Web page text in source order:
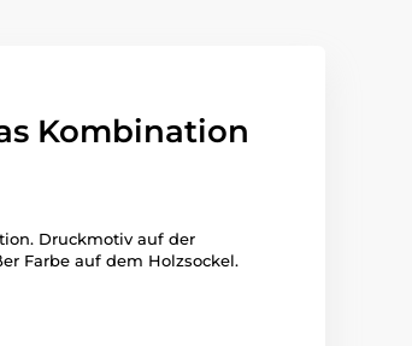
Kombination
Druckmotiv auf der
Farbe auf dem Holzsockel.